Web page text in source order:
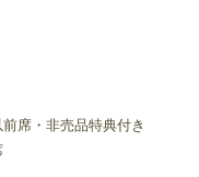
席・非売品特典付き